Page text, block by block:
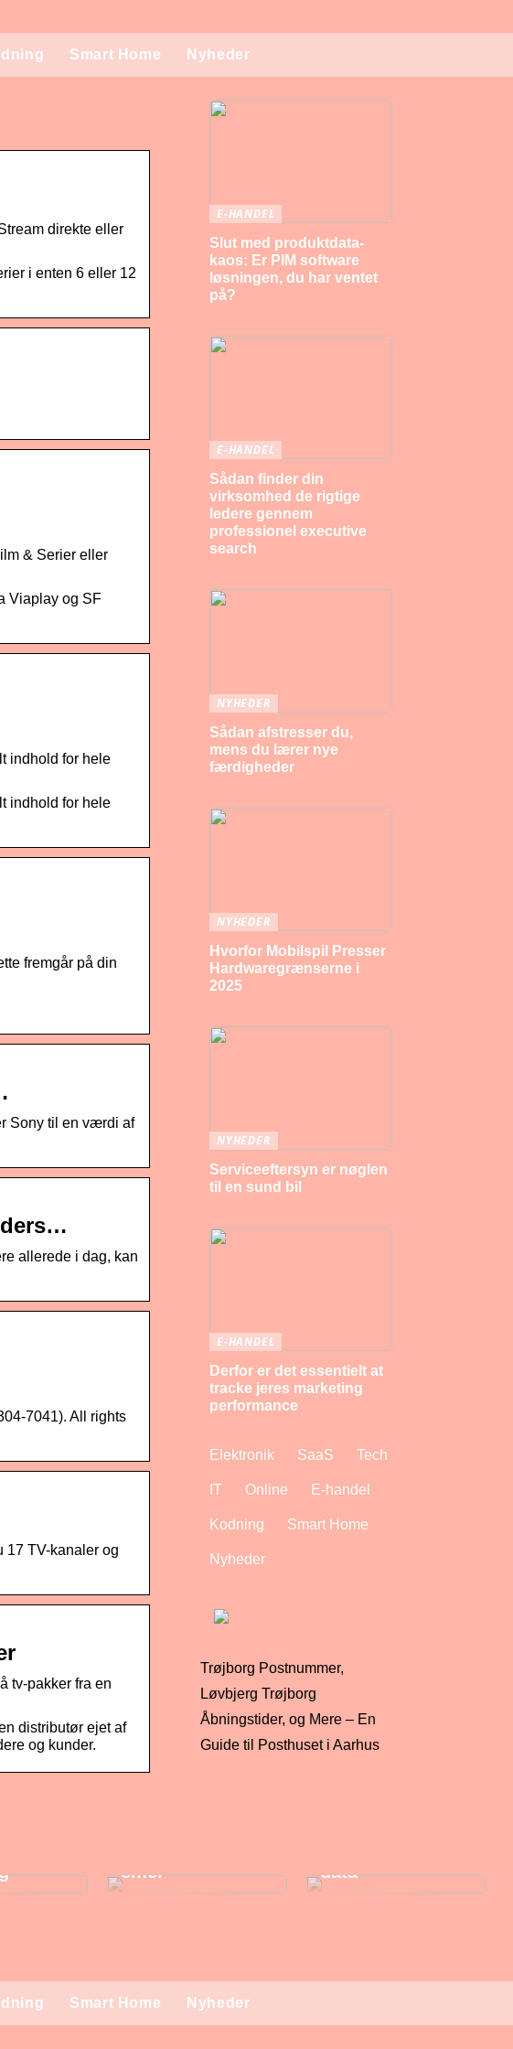
Smart Home Nyheder
direkte eller
i enten 6 eller 12
& Serier eller
Viaplay og SF
indhold for hele
indhold for hele
fremgår på din
Sony til en værdi af
allerede i dag, kan
7041). All rights
17 TV-kanaler og
tv-pakker fra en
distributør ejet af
og kunder.
E-HANDEL
Slut med produktdata-
kaos: Er PIM software
løsningen, du har ventet
på?
E-HANDEL
Sådan finder din
virksomhed de rigtige
ledere gennem
professionel executive
search
NYHEDER
Sådan afstresser du,
mens du lærer nye
færdigheder
NYHEDER
Hvorfor Mobilspil Presser
Hardwaregrænserne i
2025
NYHEDER
Serviceeftersyn er nøglen
til en sund bil
E-HANDEL
Derfor er det essentielt at
tracke jeres marketing
performance
Elektronik SaaS Tech
IT Online E-handel
Kodning Smart Home
Nyheder
Trøjborg Postnummer,
Løvbjerg Trøjborg
Åbningstider, og Mere – En
Guide til Posthuset i Aarhus
emer
data
Smart Home Nyheder